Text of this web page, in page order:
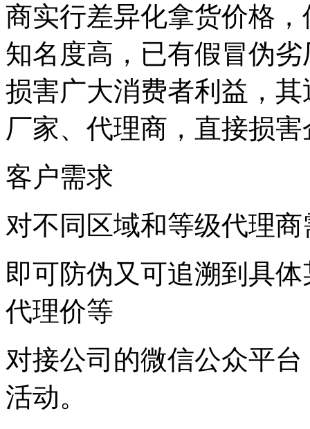
商实行差异化拿货价格
知名度高，已有假冒伪
损害广大消费者利益，
厂家、代理商，直接损
客户需求
对不同区域和等级代理
即可防伪又可追溯到具
代理价等
对接公司的微信公众平
活动。